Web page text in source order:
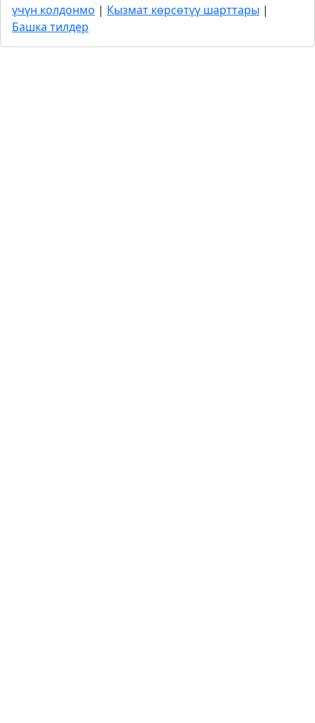
үчүн колдонмо | Кызмат көрсөтүү шарттары |
Башка тилдер